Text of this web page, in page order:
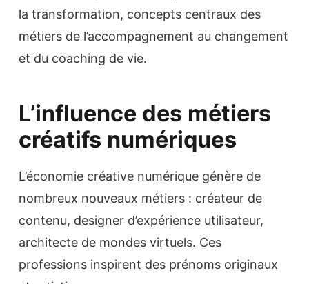
la transformation, concepts centraux des
métiers de l’accompagnement au changement
et du coaching de vie.
L’influence des métiers
créatifs numériques
L’économie créative numérique génère de
nombreux nouveaux métiers : créateur de
contenu, designer d’expérience utilisateur,
architecte de mondes virtuels. Ces
professions inspirent des prénoms originaux